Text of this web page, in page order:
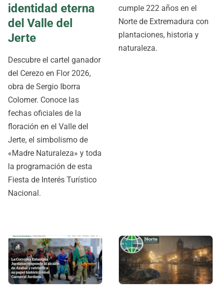
identidad eterna
del Valle del
Jerte
Descubre el cartel ganador
del Cerezo en Flor 2026,
obra de Sergio Iborra
Colomer. Conoce las
fechas oficiales de la
floración en el Valle del
Jerte, el simbolismo de
«Madre Naturaleza» y toda
la programación de esta
Fiesta de Interés Turístico
Nacional.
cumple 222 años en el
Norte de Extremadura con
plantaciones, historia y
naturaleza.